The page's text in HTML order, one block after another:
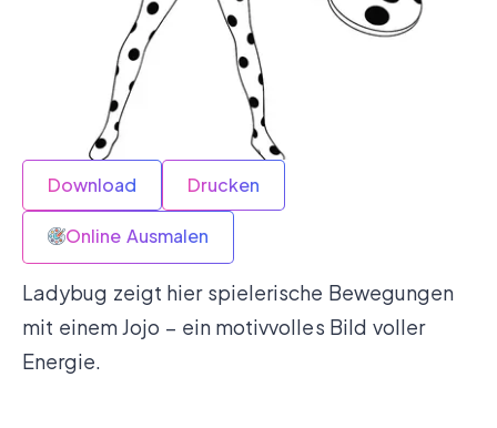
Download Drucken
Online Ausmalen
Ladybug zeigt hier spielerische Bewegungen
mit einem Jojo – ein motivvolles Bild voller
Energie.